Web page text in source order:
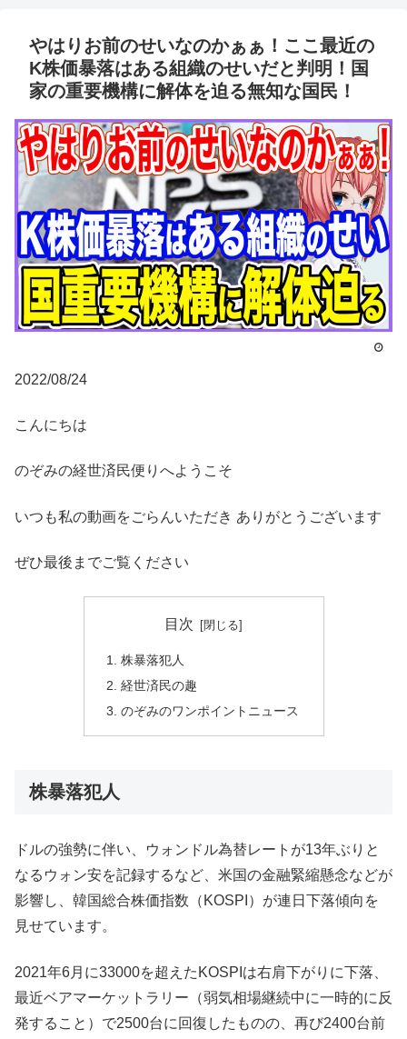
やはりお前のせいなのかぁぁ！ここ最近の
K株価暴落はある組織のせいだと判明！国
家の重要機構に解体を迫る無知な国民！
2022/08/24
こんにちは
のぞみの経世済民便りへようこそ
いつも私の動画をごらんいただき ありがとうございます
ぜひ最後までご覧ください
目次
株暴落犯人
経世済民の趣
のぞみのワンポイントニュース
株暴落犯人
ドルの強勢に伴い、ウォンドル為替レートが13年ぶりと
なるウォン安を記録するなど、米国の金融緊縮懸念などが
影響し、韓国総合株価指数（KOSPI）が連日下落傾向を
見せています。
2021年6月に33000を超えたKOSPIは右肩下がりに下落、
最近ベアマーケットラリー（弱気相場継続中に一時的に反
発すること）で2500台に回復したものの、再び2400台前